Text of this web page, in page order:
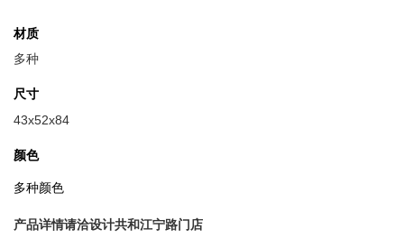
材质
多种
尺寸
43x52x84
颜色
多种颜色
产品详情请洽设计共和江宁路门店